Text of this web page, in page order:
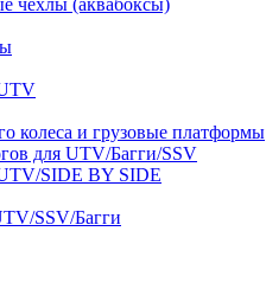
чехлы (аквабоксы)
колеса и грузовые платформы
для UTV/Багги/SSV
SIDE BY SIDE
SSV/Багги